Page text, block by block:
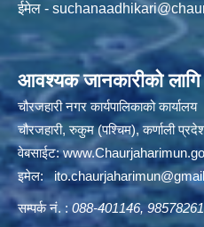
ईमेल -
आवश्यक जानकारीको लागि
चौरजहारी नगर कार्यपालिकाको कार्यालय
चौरजहारी, रुकुम (पश्चिम), कर्णाली
वेबसाईट:
इमेल:ito.chaurjaharimun@
सम्पर्क नं. : 088-401146,